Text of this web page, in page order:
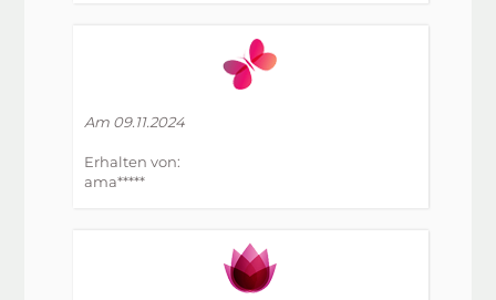
Am 09.11.2024
Erhalten von:
ama*****